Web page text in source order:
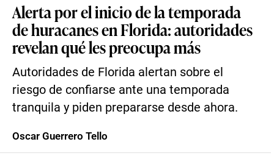
Alerta por el inicio de la temporada
de huracanes en Florida: autoridades
revelan qué les preocupa más
Autoridades de Florida alertan sobre el
riesgo de confiarse ante una temporada
tranquila y piden prepararse desde ahora.
Oscar Guerrero Tello